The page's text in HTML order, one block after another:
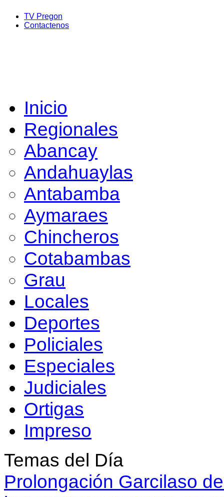
TV Pregon
Contactenos
Inicio
Regionales
Abancay
Andahuaylas
Antabamba
Aymaraes
Chincheros
Cotabambas
Grau
Locales
Deportes
Policiales
Especiales
Judiciales
Ortigas
Impreso
Temas del Día
Prolongación Garcilaso